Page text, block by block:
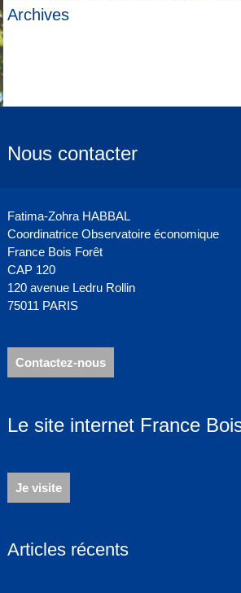
Archives
Nous contacter
Fatima-Zohra HABBAL
Coordinatrice Observatoire économique
France Bois Forêt
CAP 120
120 avenue Ledru Rollin
75011 PARIS
Contactez-nous
Le site internet France
Je visite
Articles récents